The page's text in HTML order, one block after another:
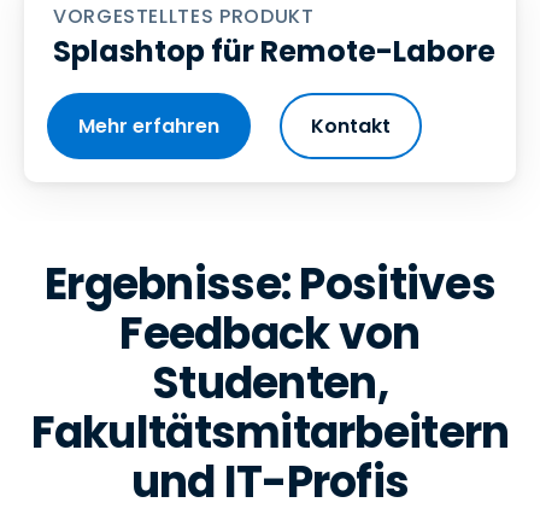
VORGESTELLTES PRODUKT
Splashtop für Remote-Labore
Mehr erfahren Kontakt
Ergebnisse: Positives
Feedback von
Studenten,
Fakultätsmitarbeitern
und IT-Profis